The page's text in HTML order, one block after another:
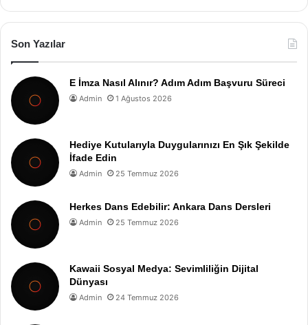
Son Yazılar
E İmza Nasıl Alınır? Adım Adım Başvuru Süreci
Admin 1 Ağustos 2026
Hediye Kutularıyla Duygularınızı En Şık Şekilde
İfade Edin
Admin 25 Temmuz 2026
Herkes Dans Edebilir: Ankara Dans Dersleri
Admin 25 Temmuz 2026
Kawaii Sosyal Medya: Sevimliliğin Dijital
Dünyası
Admin 24 Temmuz 2026